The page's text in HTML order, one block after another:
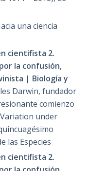
una ciencia
cientifista 2.
la confusión,
| Biología y
Darwin, fundador
comienzo
under
las Especies
cientifista 2.